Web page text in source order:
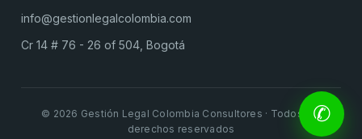
info@gestionlegalcolombia.com
Cr 14 # 76 - 26 of 504, Bogotá
© 2026 Gestión Legal Colombia Consultores · Todos los
derechos reservados
✆